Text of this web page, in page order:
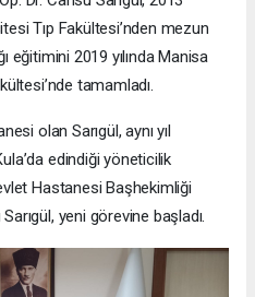
Tıp Fakültesi’nden mezun
eğitimini 2019 yılında Manisa
tamamladı.
olan Sarıgül, aynı yıl
edindiği yöneticilik
Hastanesi Başhekimliği
yeni görevine başladı.